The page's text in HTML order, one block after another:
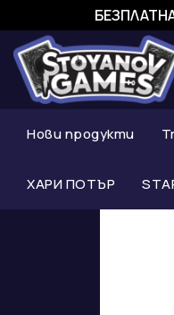
Нови продукти
ХАРИ ПОТЪР